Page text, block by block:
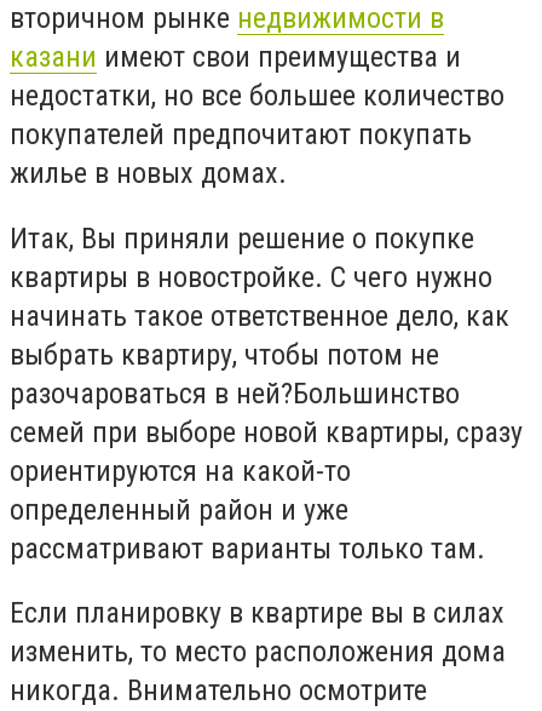
вторичном рынке недвижимости в
казани имеют свои преимущества и
недостатки, но все большее количество
покупателей предпочитают покупать
жилье в новых домах.
Итак, Вы приняли решение о покупке
квартиры в новостройке. С чего нужно
начинать такое ответственное дело, как
выбрать квартиру, чтобы потом не
разочароваться в ней?Большинство
семей при выборе новой квартиры, сразу
ориентируются на какой-то
определенный район и уже
рассматривают варианты только там.
Если планировку в квартире вы в силах
изменить, то место расположения дома
никогда. Внимательно осмотрите